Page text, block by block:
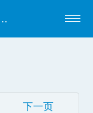
弱娇夫退至我身后
下一页